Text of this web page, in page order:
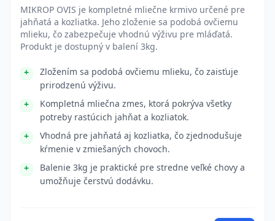
MIKROP OVIS je kompletné mliečne krmivo určené pre
jahňatá a kozliatka. Jeho zloženie sa podobá ovčiemu
mlieku, čo zabezpečuje vhodnú výživu pre mláďatá.
Produkt je dostupný v balení 3kg.
Zložením sa podobá ovčiemu mlieku, čo zaisťuje
prirodzenú výživu.
Kompletná mliečna zmes, ktorá pokrýva všetky
potreby rastúcich jahňat a kozliatok.
Vhodná pre jahňatá aj kozliatka, čo zjednodušuje
kŕmenie v zmiešaných chovoch.
Balenie 3kg je praktické pre stredne veľké chovy a
umožňuje čerstvú dodávku.